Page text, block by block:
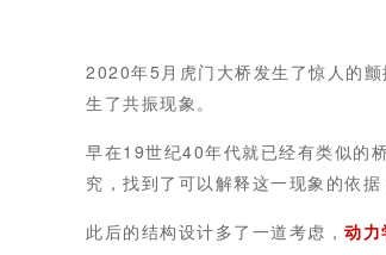
2020年5月虎门大桥发生了惊人的颤
生了共振现象。
早在19世纪40年代就已经有类似的
究，找到了可以解释这一现象的依据
此后的结构设计多了一道考虑， 动力